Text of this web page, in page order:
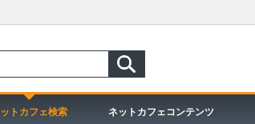
トカフェ検索 ネットカフェコンテンツ